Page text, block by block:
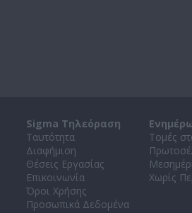
Sigma Τηλεόραση
Ταυτότητα
Διαφήμιση
Θέσεις Εργασίας
Επικοινωνία
Όροι Χρήσης
Προσωπικά Δεδομένα
Τομές
Χωρίς